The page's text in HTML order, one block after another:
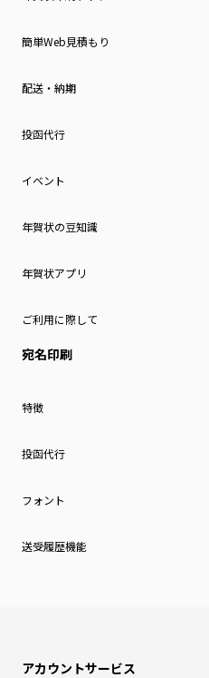
簡単Web見積もり
配送・納期
投函代行
イベント
年賀状の豆知識
年賀状アプリ
ご利用に際して
宛名印刷
特徴
投函代行
フォント
送受履歴機能
アカウントサービス